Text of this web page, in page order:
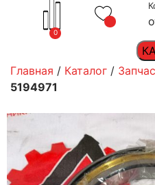
0
Главная / Каталог /
5194971